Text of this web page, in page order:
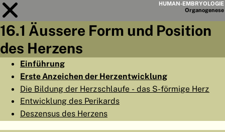
HUMAN-EMBRYOLOGIE
Organogenese
KAPITELLISTE
LERNZIELE
SEITE
16.1 Äussere Form und Position
des Herzens
Einführung
Erste Anzeichen der Herzentwicklung
Die Bildung der Herzschlaufe - das S-förmige Herz
Entwicklung des Perikards
Deszensus des Herzens